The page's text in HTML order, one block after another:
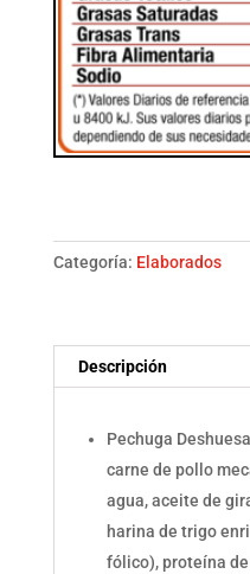
800g
Categoría: Elaborados
Descripción
Pechuga
carne de pollo
agua, aceite de
harina de trigo
fólico), proteína